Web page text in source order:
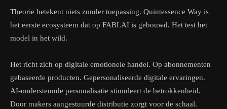
Theorie betekent niets zonder toepassing. Quintessence Way is
het eerste ecosysteem dat op FABLAI is gebouwd. Het test het
model in het wild.
Het richt zich op digitale emotionele handel. Op abonnementen
gebaseerde producten. Gepersonaliseerde digitale ervaringen.
AI-ondersteunde personalisatie stimuleert de betrokkenheid.
Door makers aangestuurde distributie zorgt voor de schaal.